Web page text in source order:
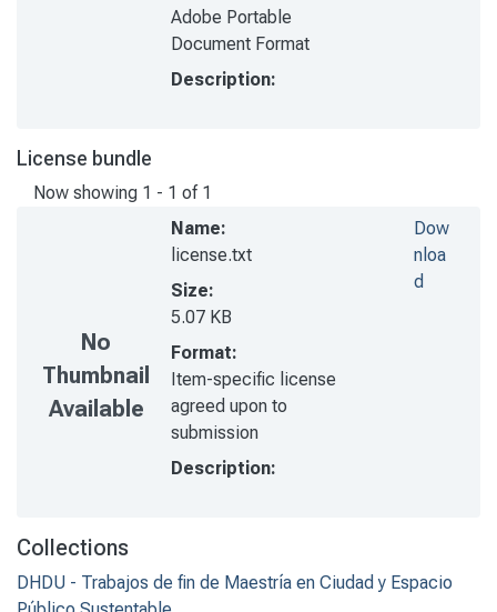
Adobe Portable
Document Format
Description:
License bundle
Now showing 1 - 1 of 1
No
Thumbnail
Available
Name:
license.txt
Size:
5.07 KB
Format:
Item-specific license
agreed upon to
submission
Description:
Dow
nloa
d
Collections
DHDU - Trabajos de fin de Maestría en Ciudad y Espacio